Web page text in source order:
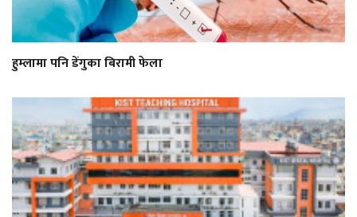
हुम्लामा पनि डेंगुका बिरामी फेला